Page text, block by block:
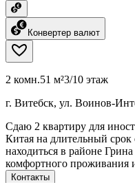
Конвертер валют
2 комн.51 м²3/10 этаж
г. Витебск, ул. Воинов-
Сдаю 2 квартиру для
Китая на длительный
находиться в районе
комфортного проживания
Контакты